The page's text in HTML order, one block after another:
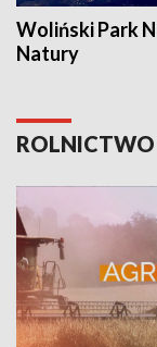
Woliński Park
Natury
ROLNICTWO